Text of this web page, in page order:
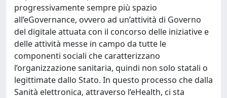
progressivamente sempre più spazio
all’eGovernance, ovvero ad un’attività di Governo
del digitale attuata con il concorso delle iniziative e
delle attività messe in campo da tutte le
componenti sociali che caratterizzano
l’organizzazione sanitaria, quindi non solo statali o
legittimate dallo Stato. In questo processo che dalla
Sanità elettronica, attraverso l’eHealth, ci sta